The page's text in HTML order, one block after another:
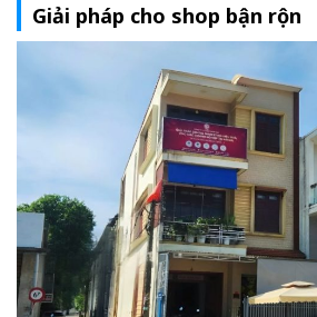
Giải pháp cho shop bận rộn